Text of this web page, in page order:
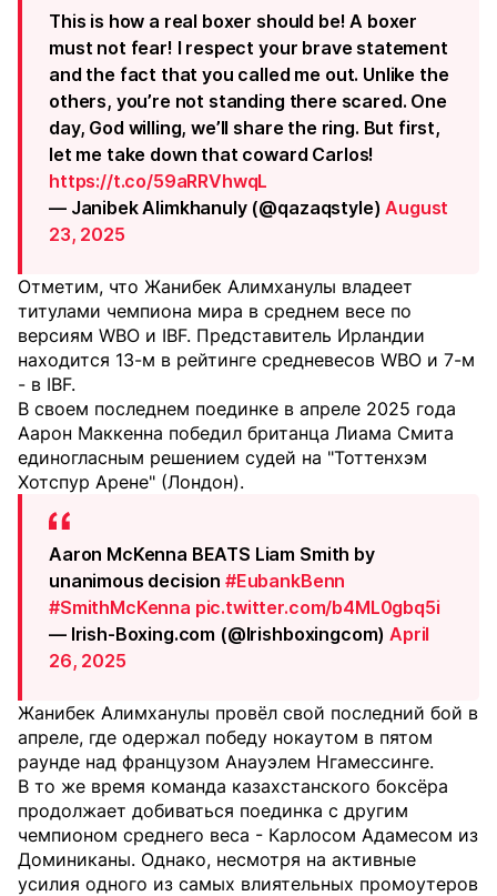
This is how a real boxer should be! A boxer
must not fear! I respect your brave statement
and the fact that you called me out. Unlike the
others, you’re not standing there scared. One
day, God willing, we’ll share the ring. But first,
let me take down that coward Carlos!
https://t.co/59aRRVhwqL
— Janibek Alimkhanuly (@qazaqstyle)August
23, 2025
Отметим, что Жанибек Алимханулы владеет
титулами чемпиона мира в среднем весе по
версиям WBO и IBF. Представитель Ирландии
находится 13-м в рейтинге средневесов WBO и 7-м
- в IBF.
В своем последнем поединке в апреле 2025 года
Аарон Маккенна победил британца Лиама Смита
единогласным решением судей на "Тоттенхэм
Хотспур Арене" (Лондон).
Aaron McKenna BEATS Liam Smith by
unanimous decision #EubankBenn
#SmithMcKenna pic.twitter.com/b4ML0gbq5i
— Irish-Boxing.com (@Irishboxingcom)April
26, 2025
Жанибек Алимханулы провёл свой последний бой в
апреле, где одержал победу нокаутом в пятом
раунде над французом Анауэлем Нгамессинге.
В то же время команда казахстанского боксёра
продолжает добиваться поединка с другим
чемпионом среднего веса - Карлосом Адамесом из
Доминиканы. Однако, несмотря на активные
усилия одного из самых влиятельных промоутеров